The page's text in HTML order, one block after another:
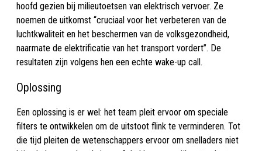
hoofd gezien bij milieutoetsen van elektrisch vervoer. Ze
noemen de uitkomst “cruciaal voor het verbeteren van de
luchtkwaliteit en het beschermen van de volksgezondheid,
naarmate de elektrificatie van het transport vordert”. De
resultaten zijn volgens hen een echte wake-up call.
Oplossing
Een oplossing is er wel: het team pleit ervoor om speciale
filters te ontwikkelen om de uitstoot flink te verminderen. Tot
die tijd pleiten de wetenschappers ervoor om snelladers niet